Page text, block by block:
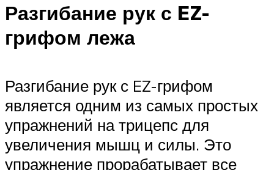
Разгибание рук с EZ-
грифом лежа
Разгибание рук с EZ-грифом
является одним из самых простых
упражнений на трицепс для
увеличения мышц и силы. Это
упражнение прорабатывает все